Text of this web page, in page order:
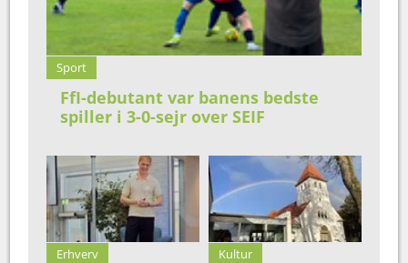
Sport
FfI-debutant var banens bedste
spiller i 3-0-sejr over SEIF
Erhverv Kultur